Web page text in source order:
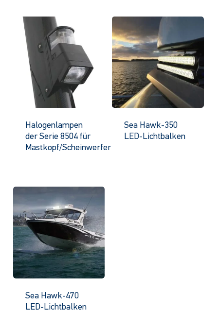
Halogenlampen
der Serie 8504 für
Mastkopf/Scheinwerfer
Sea Hawk-350
LED-Lichtbalken
Sea Hawk-470
LED-Lichtbalken